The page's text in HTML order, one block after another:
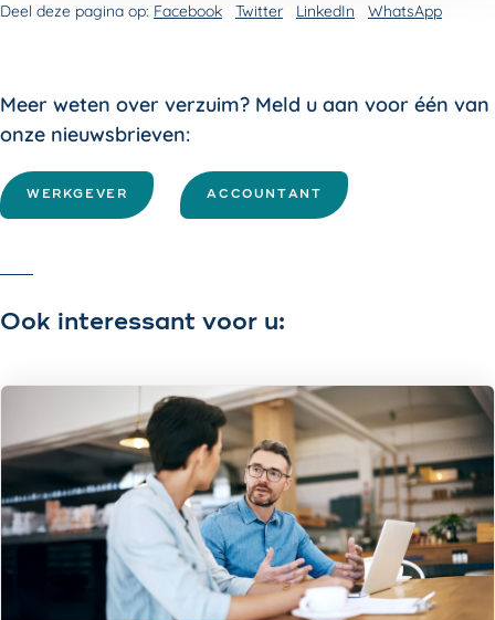
Deel deze pagina op: Facebook Twitter LinkedIn WhatsApp
Meer weten over verzuim? Meld u aan voor één van
onze nieuwsbrieven:
WERKGEVER ACCOUNTANT
Ook interessant voor u: